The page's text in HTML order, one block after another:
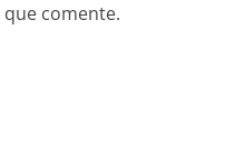
comente.